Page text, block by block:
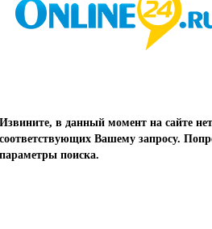
Извините, в данный момент на сайте
соответствующих Вашему запросу.
параметры поиска.